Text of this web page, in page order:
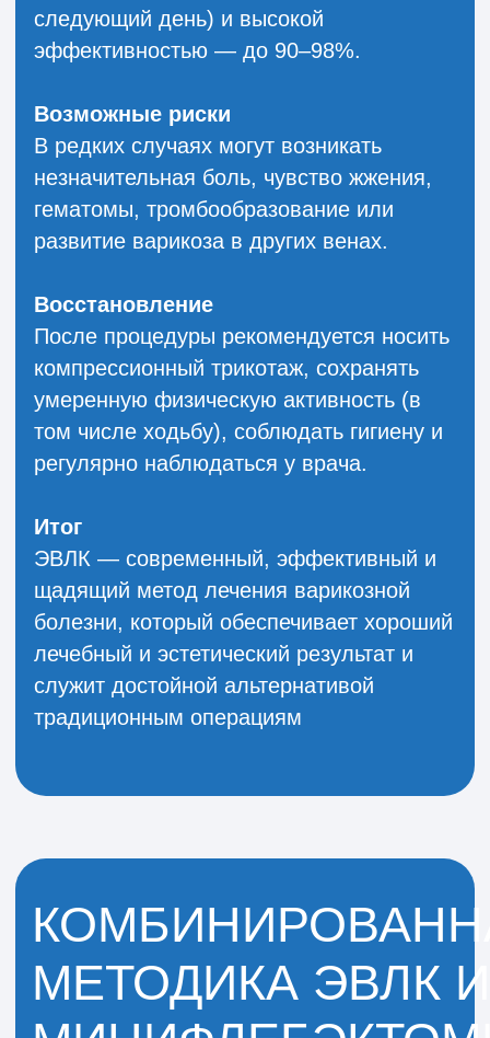
поверхностных вен, наличии симптомов
(боль, тяжесть, отёки), косметических
сохранной функции глубоких сосудов.
Как проходит лечение
Терапия включает два этапа:
ЭВЛК— под контролем ультразвука
световод, с помощью которого вена
Минифлебэктомия
анестезией через микропроколы
удаляются варикозные узлы и
изменённые участки вен.
повязки и обязательно используется
компрессионный трикотаж. В среднем
вмешательство занимает 1–2 часа.
Метод обеспечивает комплексное
заболевания, так и его внешние
проявления. Он отличается малой
травматичностью, высокой
эффективностью и низкой вероятностью
рецидива. Пациенты быстро
возвращаются к привычной активности
выраженный косметический эффект.
После лечения рекомендуется ношение
недели и наблюдение у специалиста.
Итог
Комбинированный подход с
минифлебэктомии — это современный,
эффективный и надёжный метод лечения
варикоза, который позволяет устранить